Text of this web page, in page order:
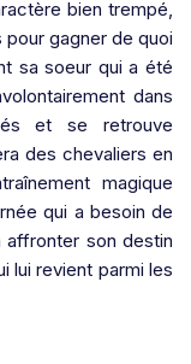
bien trempé,
gagner de quoi
sa soeur qui a été
dans
et se retrouve
des chevaliers en
magique
qui a besoin de
affronter son destin
lui revient parmi les